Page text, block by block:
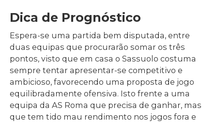
Dica de Prognóstico
Espera-se uma partida bem disputada, entre
duas equipas que procurarão somar os três
pontos, visto que em casa o Sassuolo costuma
sempre tentar apresentar-se competitivo e
ambicioso, favorecendo uma proposta de jogo
equilibradamente ofensiva. Isto frente a uma
equipa da AS Roma que precisa de ganhar, mas
que tem tido mau rendimento nos jogos fora e